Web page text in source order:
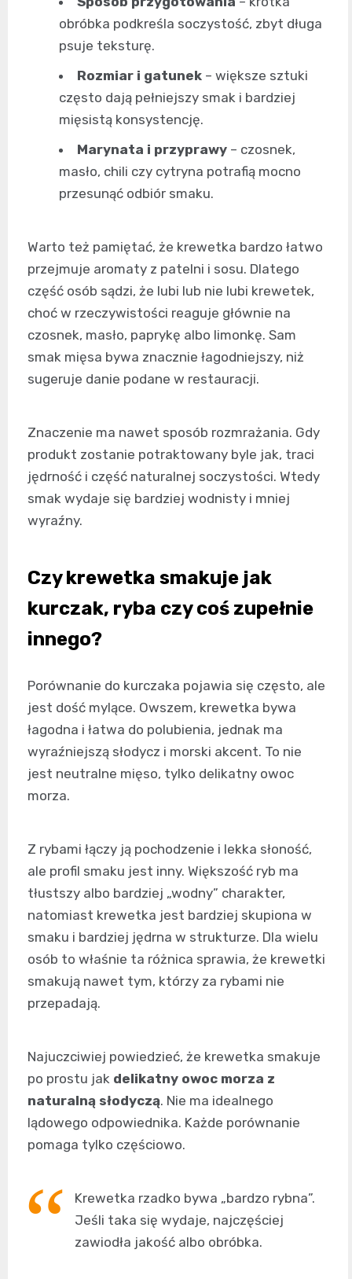
obróbka podkreśla soczystość, zbyt długa
psuje teksturę.
Rozmiar i gatunek – większe sztuki
często dają pełniejszy smak i bardziej
mięsistą konsystencję.
Marynata i przyprawy – czosnek,
masło, chili czy cytryna potrafią mocno
przesunąć odbiór smaku.
Warto też pamiętać, że krewetka bardzo łatwo
przejmuje aromaty z patelni i sosu. Dlatego
część osób sądzi, że lubi lub nie lubi krewetek,
choć w rzeczywistości reaguje głównie na
czosnek, masło, paprykę albo limonkę. Sam
smak mięsa bywa znacznie łagodniejszy, niż
sugeruje danie podane w restauracji.
Znaczenie ma nawet sposób rozmrażania. Gdy
produkt zostanie potraktowany byle jak, traci
jędrność i część naturalnej soczystości. Wtedy
smak wydaje się bardziej wodnisty i mniej
wyraźny.
Czy krewetka smakuje jak
kurczak, ryba czy coś zupełnie
innego?
Porównanie do kurczaka pojawia się często, ale
jest dość mylące. Owszem, krewetka bywa
łagodna i łatwa do polubienia, jednak ma
wyraźniejszą słodycz i morski akcent. To nie
jest neutralne mięso, tylko delikatny owoc
morza.
Z rybami łączy ją pochodzenie i lekka słoność,
ale profil smaku jest inny. Większość ryb ma
tłustszy albo bardziej „wodny” charakter,
natomiast krewetka jest bardziej skupiona w
smaku i bardziej jędrna w strukturze. Dla wielu
osób to właśnie ta różnica sprawia, że krewetki
smakują nawet tym, którzy za rybami nie
przepadają.
Najuczciwiej powiedzieć, że krewetka smakuje
po prostu jak delikatny owoc morza z
naturalną słodyczą. Nie ma idealnego
lądowego odpowiednika. Każde porównanie
pomaga tylko częściowo.
Krewetka rzadko bywa „bardzo rybna”.
Jeśli taka się wydaje, najczęściej
zawiodła jakość albo obróbka.